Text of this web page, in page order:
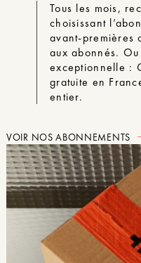
Tous les mois,
choisissant
avant-premières
aux abonnés.
exceptionnelle :
gratuite en
entier.
VOIR NOS ABONNEMENTS